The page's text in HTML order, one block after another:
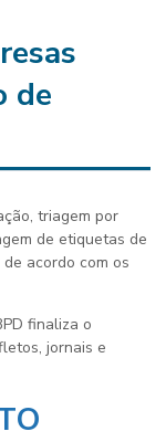
de
triagem por
de etiquetas de
acordo com os
finaliza o
jornais e